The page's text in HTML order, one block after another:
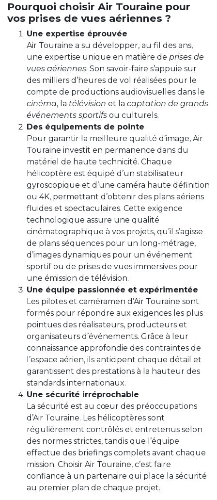
Pourquoi choisir Air Touraine pour
vos prises de vues aériennes ?
Une expertise éprouvée
Air Touraine a su développer, au fil des ans,
une expertise unique en matière de prises de
vues aériennes. Son savoir-faire s’appuie sur
des milliers d’heures de vol réalisées pour le
compte de productions audiovisuelles dans le
cinéma, la télévision et la captation de grands
événements sportifs ou culturels.
Des équipements de pointe
Pour garantir la meilleure qualité d’image, Air
Touraine investit en permanence dans du
matériel de haute technicité. Chaque
hélicoptère est équipé d’un stabilisateur
gyroscopique et d’une caméra haute définition
ou 4K, permettant d’obtenir des plans aériens
fluides et spectaculaires. Cette exigence
technologique assure une qualité
cinématographique à vos projets, qu’il s’agisse
de plans séquences pour un long-métrage,
d’images dynamiques pour un événement
sportif ou de prises de vues immersives pour
une émission de télévision.
Une équipe passionnée et expérimentée
Les pilotes et caméramen d’Air Touraine sont
formés pour répondre aux exigences les plus
pointues des réalisateurs, producteurs et
organisateurs d’événements. Grâce à leur
connaissance approfondie des contraintes de
l’espace aérien, ils anticipent chaque détail et
garantissent des prestations à la hauteur des
standards internationaux.
Une sécurité irréprochable
La sécurité est au cœur des préoccupations
d’Air Touraine. Les hélicoptères sont
régulièrement contrôlés et entretenus selon
des normes strictes, tandis que l’équipe
effectue des briefings complets avant chaque
mission. Choisir Air Touraine, c’est faire
confiance à un partenaire qui place la sécurité
au premier plan de chaque projet.